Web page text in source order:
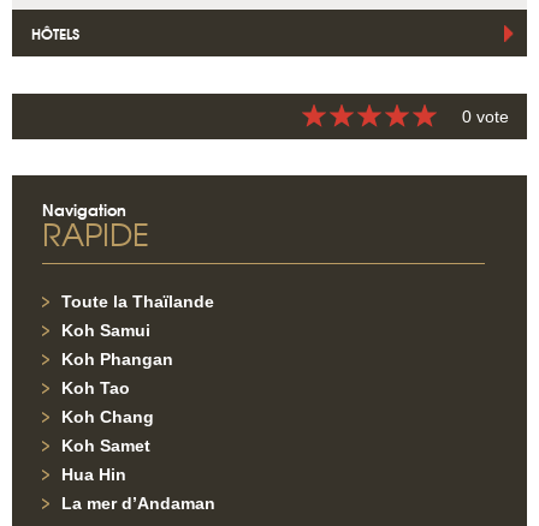
HÔTELS
0 vote
Navigation
RAPIDE
Toute la Thaïlande
Koh Samui
Koh Phangan
Koh Tao
Koh Chang
Koh Samet
Hua Hin
La mer d’Andaman